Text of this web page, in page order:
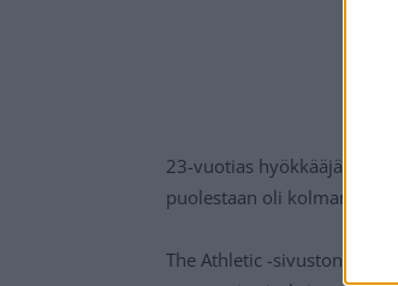
23-vuotias hyökkääjä voitti
puolestaan oli
The Athletic -sivuston